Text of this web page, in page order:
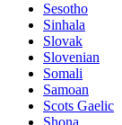
Sesotho
Sinhala
Slovak
Slovenian
Somali
Samoan
Scots Gaelic